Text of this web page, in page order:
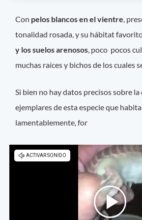
Con pelos blancos en el vientre ,
tonalidad rosada, y su hábitat
y los suelos arenosos , poco pocos
muchas raíces y bichos de los cuales
Si bien no hay datos precisos sobre
ejemplares de esta especie que
lamentablemente, for